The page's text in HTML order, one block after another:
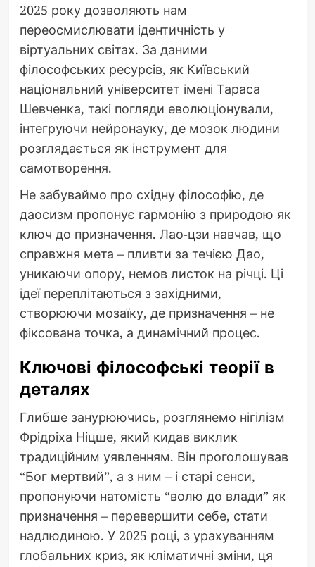
2025 року дозволяють нам
переосмислювати ідентичність у
віртуальних світах. За даними
філософських ресурсів, як Київський
національний університет імені Тараса
Шевченка, такі погляди еволюціонували,
інтегруючи нейронауку, де мозок людини
розглядається як інструмент для
самотворення.
Не забуваймо про східну філософію, де
даосизм пропонує гармонію з природою як
ключ до призначення. Лао-цзи навчав, що
справжня мета – пливти за течією Дао,
уникаючи опору, немов листок на річці. Ці
ідеї переплітаються з західними,
створюючи мозаїку, де призначення – не
фіксована точка, а динамічний процес.
Ключові філософські теорії в
деталях
Глибше занурюючись, розглянемо нігілізм
Фрідріха Ніцше, який кидав виклик
традиційним уявленням. Він проголошував
“Бог мертвий”, а з ним – і старі сенси,
пропонуючи натомість “волю до влади” як
призначення – перевершити себе, стати
надлюдиною. У 2025 році, з урахуванням
глобальних криз, як кліматичні зміни, ця